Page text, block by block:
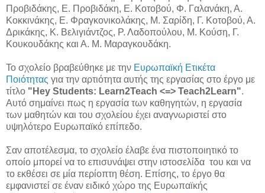
Προβιδάκης, Ε. Προβιδάκη, Ε. Κοτοβού, Φ. Γαλανάκη, Α.
Κοκκινάκης, Ε. Φραγκονικολάκης, Μ. Σαρίδη, Γ. Κοτοβού, Α.
Δρικάκης, Κ. Βελιγιάντζος, Ρ. Λαδοπούλου, Μ. Κούση, Γ.
Κουκουδάκης και Α. Μ. Μαραγκουδάκη.
Το σχολείο βραβεύθηκε με την Ευρωπαϊκή Ετικέτα
Ποιότητας για την αρτιότητα αυτής της εργασίας στο έργο με
τίτλο "Hey Students: Learn2Teach <=> Teach2Learn".
Αυτό σημαίνει πως η εργασία των καθηγητών, η εργασία
των μαθητών και του σχολείου έχει αναγνωριστεί στο
υψηλότερο Ευρωπαϊκό επίπεδο.
Σαν αποτέλεσμα, το σχολείο έλαβε ένα πιστοποιητικό το
οποίο μπορεί να το επισυνάψει στην ιστοσελίδα του και να
το εκθέσει σε μία περίοπτη θέση. Επίσης, το έργο θα
εμφανιστεί σε έναν ειδικό χώρο της Ευρωπαϊκής